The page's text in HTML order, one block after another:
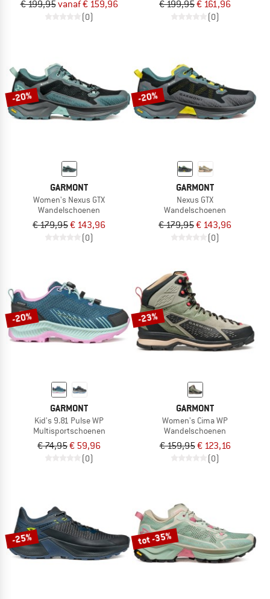
€ 199,95vanaf € 159,96
(0)
€ 199,95€ 161,96
(0)
-20%
GARMONT
Women's Nexus GTX
Wandelschoenen
€ 179,95€ 143,96
(0)
-20%
GARMONT
Nexus GTX
Wandelschoenen
€ 179,95€ 143,96
(0)
-20%
GARMONT
Kid's 9.81 Pulse WP
Multisportschoenen
€ 74,95€ 59,96
(0)
-23%
GARMONT
Women's Cima WP
Wandelschoenen
€ 159,95€ 123,16
(0)
-25% tot -35%